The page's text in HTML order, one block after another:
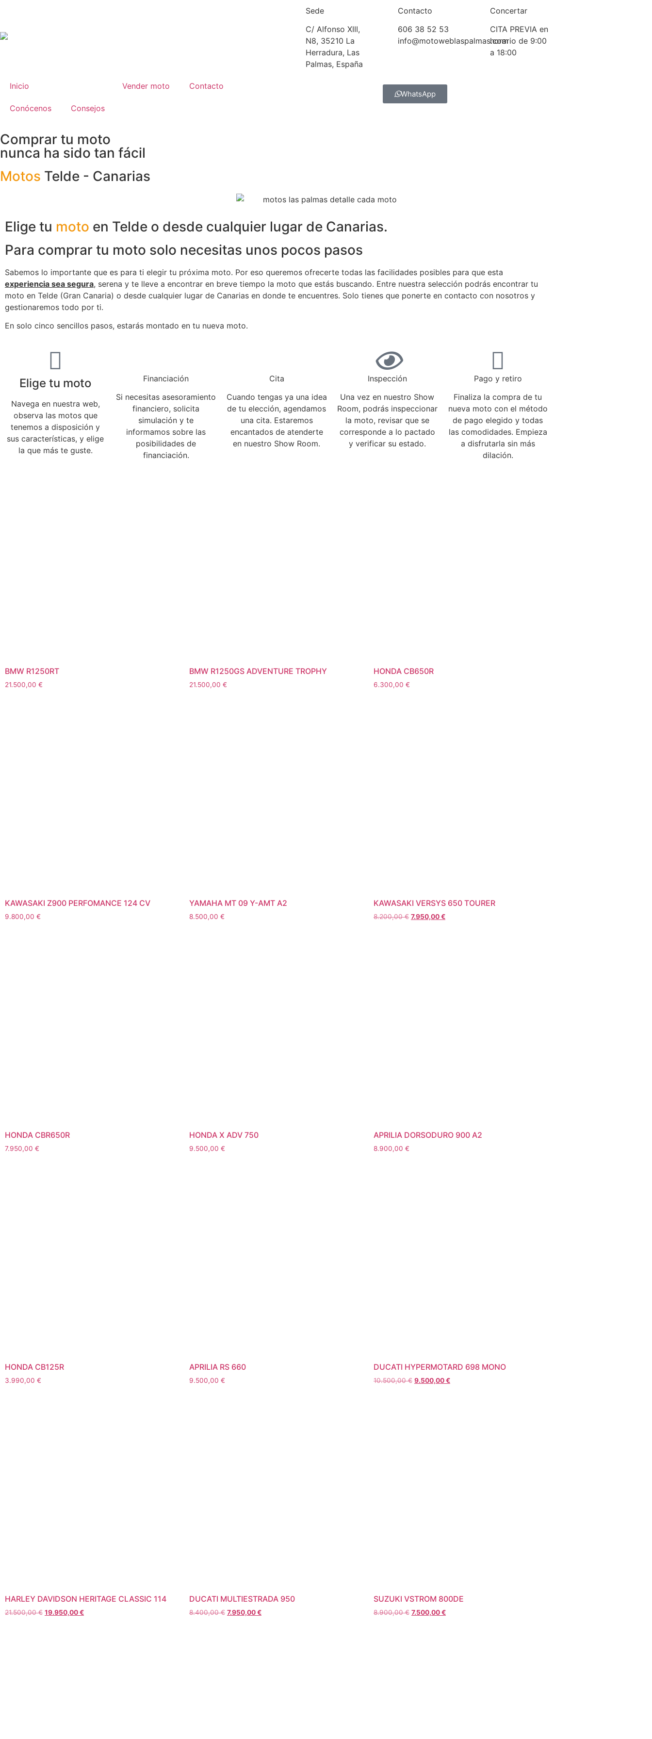
Sede
C/ Alfonso XIII,
N8, 35210 La
Herradura, Las
Palmas, España
Contacto
606 38 52 53
info@motoweblaspalmas.com
Concertar
CITA PREVIA en
horario de 9:00
a 18:00
Inicio Vender moto Contacto
Conócenos Consejos
WhatsApp
Comprar tu moto
nunca ha sido tan fácil
Motos Telde - Canarias
Elige tu moto en Telde o desde cualquier lugar de Canarias.
Para comprar tu moto solo necesitas unos pocos pasos
Sabemos lo importante que es para ti elegir tu próxima moto. Por eso queremos ofrecerte todas las facilidades posibles para que esta
experiencia sea segura, serena y te lleve a encontrar en breve tiempo la moto que estás buscando. Entre nuestra selección podrás encontrar tu
moto en Telde (Gran Canaria) o desde cualquier lugar de Canarias en donde te encuentres. Solo tienes que ponerte en contacto con nosotros y
gestionaremos todo por ti.
En solo cinco sencillos pasos, estarás montado en tu nueva moto.
Elige tu moto
Navega en nuestra web,
observa las motos que
tenemos a disposición y
sus características, y elige
la que más te guste.
Financiación
Si necesitas asesoramiento
financiero, solicita
simulación y te
informamos sobre las
posibilidades de
financiación.
Cita
Cuando tengas ya una idea
de tu elección, agendamos
una cita. Estaremos
encantados de atenderte
en nuestro Show Room.
Inspección
Una vez en nuestro Show
Room, podrás inspeccionar
la moto, revisar que se
corresponde a lo pactado
y verificar su estado.
Pago y retiro
Finaliza la compra de tu
nueva moto con el método
de pago elegido y todas
las comodidades. Empieza
a disfrutarla sin más
dilación.
BMW R1250RT
21.500,00 €
BMW R1250GS ADVENTURE TROPHY
21.500,00 €
HONDA CB650R
6.300,00 €
KAWASAKI Z900 PERFOMANCE 124 CV
9.800,00 €
YAMAHA MT 09 Y-AMT A2
8.500,00 €
KAWASAKI VERSYS 650 TOURER
8.200,00€ 7.950,00€
HONDA CBR650R
7.950,00 €
HONDA X ADV 750
9.500,00 €
APRILIA DORSODURO 900 A2
8.900,00 €
HONDA CB125R
3.990,00 €
APRILIA RS 660
9.500,00 €
DUCATI HYPERMOTARD 698 MONO
10.500,00€ 9.500,00€
HARLEY DAVIDSON HERITAGE CLASSIC 114
21.500,00€ 19.950,00€
DUCATI MULTIESTRADA 950
8.400,00€ 7.950,00€
SUZUKI VSTROM 800DE
8.900,00€ 7.500,00€